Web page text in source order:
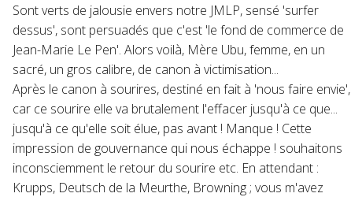
Sont verts de jalousie envers notre JMLP, sensé 'surfer
dessus', sont persuadés que c'est 'le fond de commerce de
Jean-Marie Le Pen'. Alors voilà, Mère Ubu, femme, en un
sacré, un gros calibre, de canon à victimisation...
Après le canon à sourires, destiné en fait à 'nous faire envie',
car ce sourire elle va brutalement l'effacer jusqu'à ce que...
jusqu'à ce qu'elle soit élue, pas avant ! Manque ! Cette
impression de gouvernance qui nous échappe ! souhaitons
inconsciemment le retour du sourire etc. En attendant :
Krupps, Deutsch de la Meurthe, Browning ; vous m'avez